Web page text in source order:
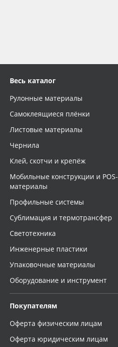
Весь каталог
Рулонные материалы
Самоклеящиеся плёнки
Листовые материалы
Чернила
Клей, скотчи и крепёж
Мобильные конструкции и POS-
материалы
Профильные системы
Сублимация и термотрансфер
Светотехника
Инженерные пластики
Упаковочные материалы
Оборудование и инструмент
Покупателям
Оферта физическим лицам
Оферта юридическим лицам